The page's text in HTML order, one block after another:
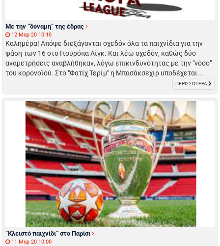
Με την “δύναμη” της έδρας
12 Μαρ 20 10:10
Καλημέρα! Απόψε διεξάγονται σχεδόν όλα τα παιχνίδια για την
φάση των 16 στο Γιουρόπα Λίγκ. Και λέω σχεδόν, καθώς δύο
αναμετρήσεις αναβλήθηκαν, λόγω επικινδυνότητας με την "νόσο"
του κορονοϊού. Στο "Φατίχ Τερίμ" η Μπασάκσεχιρ υποδέχεται...
ΠΕΡΙΣΣΟΤΕΡΑ
“Κλειστό παιχνίδι” στο Παρίσι
11 Μαρ 20 10:00